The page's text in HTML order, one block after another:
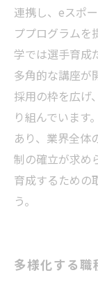
連携し、eスポ
ププログラムを
学では選手育成
多角的な講座が
採用の枠を広げ
り組んでいます
あり、業界全体
制の確立が求め
育成するための
う。
多様化する職